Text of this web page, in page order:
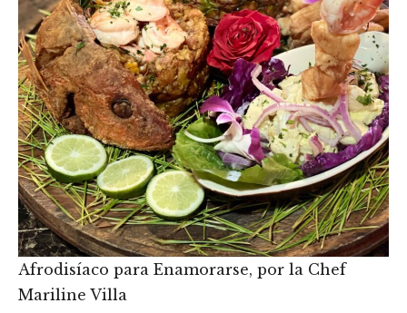
Afrodisíaco para Enamorarse, por la Chef
Mariline Villa